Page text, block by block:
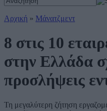
Αρχική » Μάνατζμεντ
8 στις 10
στην Ελλάδα
προσλήψεις
Τη μεγαλύτερη ζήτηση